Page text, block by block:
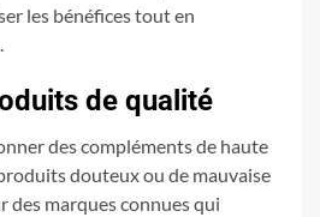
les bénéfices tout en
de qualité
des compléments de haute
douteux ou de mauvaise
marques connues qui